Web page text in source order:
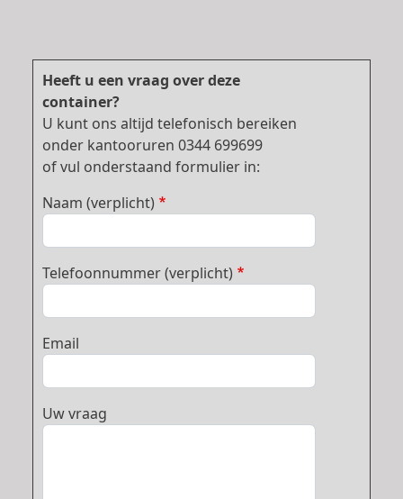
Heeft u een vraag over deze
container?
U kunt ons altijd telefonisch bereiken
onder kantooruren 0344 699699
of vul onderstaand formulier in:
Naam (verplicht)
Telefoonnummer (verplicht)
Email
Uw vraag